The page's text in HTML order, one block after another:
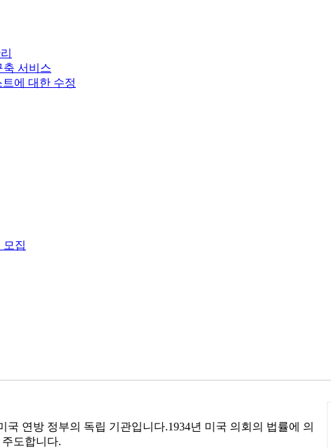
축 서비스
에 대한 수정
모집
국 연방 정부의 독립 기관입니다.1934년 미국 의회의 법률에 의
도합니다.